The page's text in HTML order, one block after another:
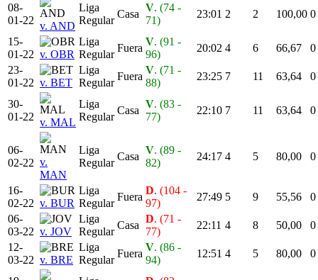
08-
01-22 v. AND
Liga
Regular
Casa
V. (74 -
71)
23:01 2 2 100,00 0
15-
01-22 v. OBR
Liga
Regular
Fuera
V. (91 -
96)
20:02 4 6 66,67
0
23-
01-22 v. BET
Liga
Regular
Fuera
V. (71 -
88)
23:25 7 11 63,64 0
30-
01-22 v. MAL
Liga
Regular
Casa
V. (83 -
77)
22:10 7 11 63,64 0
06-
02-22 v.
MAN
Liga
Regular
Casa
V. (89 -
82)
24:17 4 5 80,00 0
16-
02-22 v. BUR
Liga
Regular
Fuera
D. (104 -
97)
27:49 5 9 55,56
0
06-
03-22 v. JOV
Liga
Regular
Casa
D. (71 -
77)
22:11 4 8 50,00
0
12-
03-22 v. BRE
Liga
Regular
Fuera
V. (86 -
94)
12:51 4 5 80,00 0